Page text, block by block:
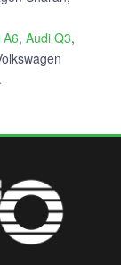
, Audi Q3,